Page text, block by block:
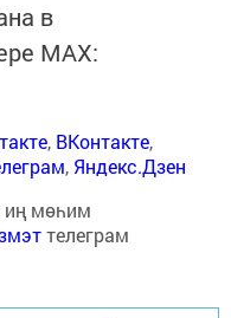
в
MАХ:
, ВКонтакте,
, Яндекс.Дзен
мөһим
телеграм